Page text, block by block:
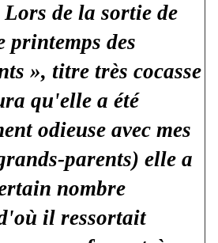
Lors de la sortie de
printemps des
», titre très cocasse
qu'elle a été
odieuse avec mes
parents) elle a
nombre
il ressortait